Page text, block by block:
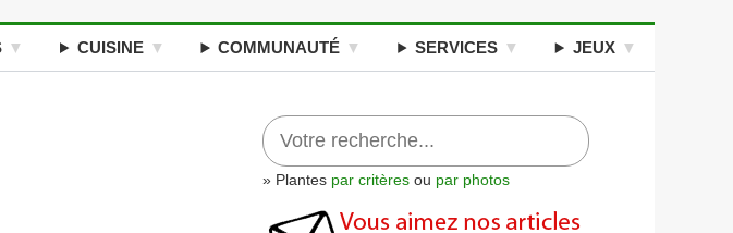
CUISINE COMMUNAUTÉ SERVICES JEUX
» Plantes par critères ou par photos